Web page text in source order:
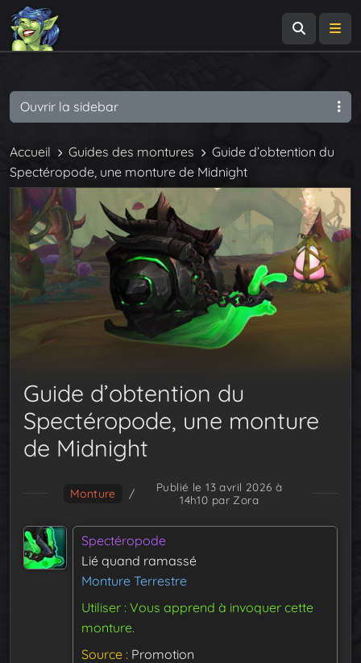
Accueil Guides des montures
Guide d’obtention du
Spectéropode, une monture de Midnight
Guide d’obtention du
Spectéropode, une monture
de Midnight
Monture /
Publié le 13 avril 2026 à
14h10 par Zora
Spectéropode
Lié quand ramassé
Monture Terrestre
Utiliser : Vous apprend à invoquer cette
monture.
Source Promotion
Ouvrir la sidebar